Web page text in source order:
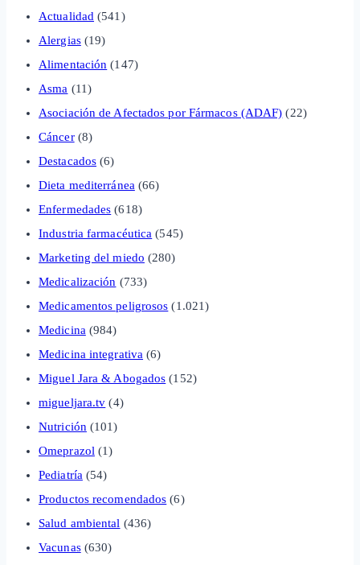
Actualidad (541)
Alergias(19)
Alimentación (147)
Asma (11)
Asociación de Afectados por Fármacos (ADAF) (22)
Cáncer(8)
Destacados (6)
Dieta mediterránea(66)
Enfermedades (618)
Industria farmacéutica (545)
Marketing del miedo (280)
Medicalización (733)
Medicamentos peligrosos (1.021)
Medicina(984)
Medicina integrativa (6)
Miguel Jara & Abogados (152)
migueljara.tv (4)
Nutrición(101)
Omeprazol(1)
Pediatría(54)
Productos recomendados (6)
Salud ambiental (436)
Vacunas(630)